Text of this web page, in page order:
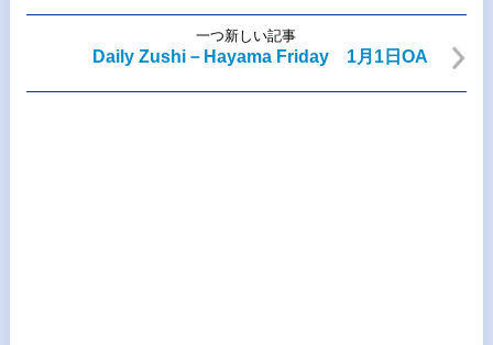
一つ新しい記事
Daily Zushi－Hayama Friday 1月1日OA